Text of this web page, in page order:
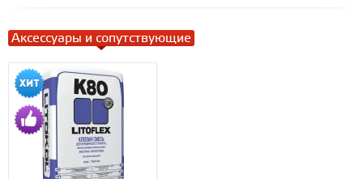
Аксессуары и сопутствующие